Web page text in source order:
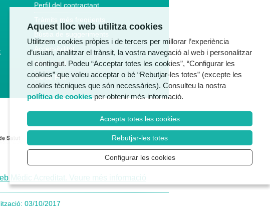
Perfil del contractant
Tràmits més freqüents
Bústia de suggeriments
Accessibilitat
Nota legal
Canal Ètic
03/10/2017
Aquest lloc web utilitza cookies
Utilitzem cookies pròpies i de tercers per millorar l’experiència
d’usuari, analitzar el trànsit, la vostra navegació al web i personalitzar
el contingut. Podeu “Acceptar totes les cookies”, “Configurar les
cookies” que voleu acceptar o bé “Rebutjar-les totes” (excepte les
cookies tècniques que són necessàries). Consulteu la nostra
política de cookiesper obtenir més informació.
Accepta totes les cookies
Rebutjar-les totes
Configurar les cookies